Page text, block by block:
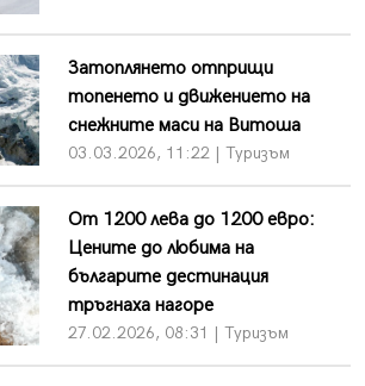
Затоплянето отприщи
топенето и движението на
снежните маси на Витоша
03.03.2026, 11:22 | Туризъм
От 1200 лева до 1200 евро:
Цените до любима на
българите дестинация
тръгнаха нагоре
27.02.2026, 08:31 | Туризъм